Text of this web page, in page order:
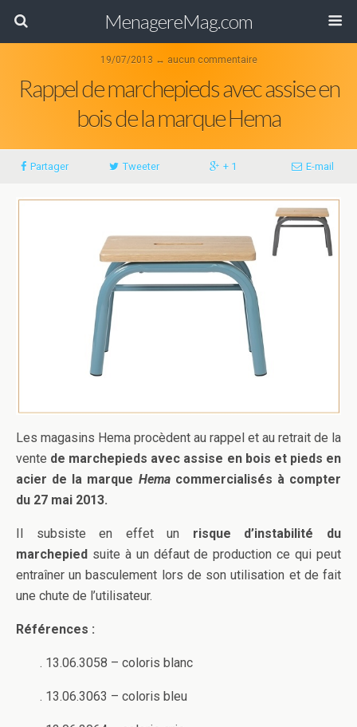
MenagereMag.com
19/07/2013 ↔ aucun commentaire
Rappel de marchepieds avec assise en
bois de la marque Hema
Partager Tweeter + 1 E-mail
Les magasins Hema procèdent au rappel et au retrait de la
vente de marchepieds avec assise en bois et pieds en
acier de la marque Hemacommercialisés à compter
du 27 mai 2013.
Il subsiste en effet un risque d’instabilité du
marchepied suite à un défaut de production ce qui peut
entraîner un basculement lors de son utilisation et de fait
une chute de l’utilisateur.
Références :
. 13.06.3058 – coloris blanc
. 13.06.3063 – coloris bleu